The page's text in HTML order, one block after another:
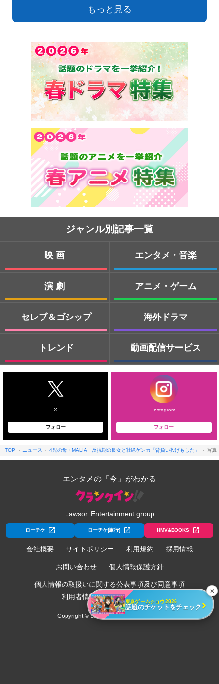
もっと見る
ジャンル別記事一覧
映画
演劇
セレブ＆ゴシップ
トレンド
エンタメ・音楽
アニメ・ゲーム
海外ドラマ
動画配信サービス
X
フォロー
Instagram
フォロー
TOP ニュース 4児の母・MALIA、反抗期の長女と壮絶ゲンカ「背負い投げもした」 写真
エンタメの「今」がわかる
Lawson Entertainment group
ローチケ ローチケ[旅行] HMV&BOOKS
会社概要 サイトポリシー 利用規約 採用情報
お問い合わせ 個人情報保護方針
個人情報の取扱いに関する公表事項及び同意事項
利用者情報の外部送信について
Copyright © Lawson Entertainment, Inc.
✕
東京ゲームショウ2026
話題のチケットをチェック ›